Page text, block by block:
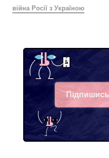
війна Росії з Україною
Facebook